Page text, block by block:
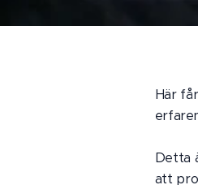
Här
Detta
att